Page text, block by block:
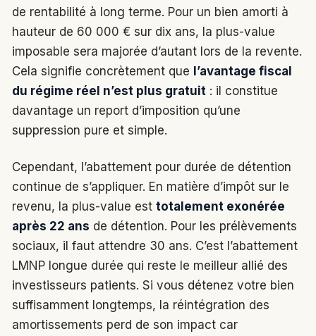
de rentabilité à long terme. Pour un bien amorti à
hauteur de 60 000 € sur dix ans, la plus-value
imposable sera majorée d’autant lors de la revente.
Cela signifie concrètement que l’avantage fiscal
du régime réel n’est plus gratuit : il constitue
davantage un report d’imposition qu’une
suppression pure et simple.
Cependant, l’abattement pour durée de détention
continue de s’appliquer. En matière d’impôt sur le
revenu, la plus-value est totalement exonérée
après 22 ans de détention. Pour les prélèvements
sociaux, il faut attendre 30 ans. C’est l’abattement
LMNP longue durée qui reste le meilleur allié des
investisseurs patients. Si vous détenez votre bien
suffisamment longtemps, la réintégration des
amortissements perd de son impact car